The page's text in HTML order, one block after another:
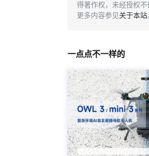
得著作权，未经授权
更多内容参见关于本站
一点点不一样的